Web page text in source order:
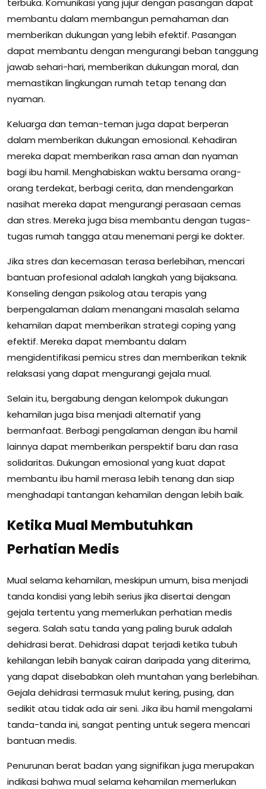
terbuka. Komunikasi yang jujur ​​dengan pasangan dapat
membantu dalam membangun pemahaman dan
memberikan dukungan yang lebih efektif. Pasangan
dapat membantu dengan mengurangi beban tanggung
jawab sehari-hari, memberikan dukungan moral, dan
memastikan lingkungan rumah tetap tenang dan
nyaman.
Keluarga dan teman-teman juga dapat berperan
dalam memberikan dukungan emosional. Kehadiran
mereka dapat memberikan rasa aman dan nyaman
bagi ibu hamil. Menghabiskan waktu bersama orang-
orang terdekat, berbagi cerita, dan mendengarkan
nasihat mereka dapat mengurangi perasaan cemas
dan stres. Mereka juga bisa membantu dengan tugas-
tugas rumah tangga atau menemani pergi ke dokter.
Jika stres dan kecemasan terasa berlebihan, mencari
bantuan profesional adalah langkah yang bijaksana.
Konseling dengan psikolog atau terapis yang
berpengalaman dalam menangani masalah selama
kehamilan dapat memberikan strategi coping yang
efektif. Mereka dapat membantu dalam
mengidentifikasi pemicu stres dan memberikan teknik
relaksasi yang dapat mengurangi gejala mual.
Selain itu, bergabung dengan kelompok dukungan
kehamilan juga bisa menjadi alternatif yang
bermanfaat. Berbagi pengalaman dengan ibu hamil
lainnya dapat memberikan perspektif baru dan rasa
solidaritas. Dukungan emosional yang kuat dapat
membantu ibu hamil merasa lebih tenang dan siap
menghadapi tantangan kehamilan dengan lebih baik.
Ketika Mual Membutuhkan
Perhatian Medis
Mual selama kehamilan, meskipun umum, bisa menjadi
tanda kondisi yang lebih serius jika disertai dengan
gejala tertentu yang memerlukan perhatian medis
segera. Salah satu tanda yang paling buruk adalah
dehidrasi berat. Dehidrasi dapat terjadi ketika tubuh
kehilangan lebih banyak cairan daripada yang diterima,
yang dapat disebabkan oleh muntahan yang berlebihan.
Gejala dehidrasi termasuk mulut kering, pusing, dan
sedikit atau tidak ada air seni. Jika ibu hamil mengalami
tanda-tanda ini, sangat penting untuk segera mencari
bantuan medis.
Penurunan berat badan yang signifikan juga merupakan
indikasi bahwa mual selama kehamilan memerlukan